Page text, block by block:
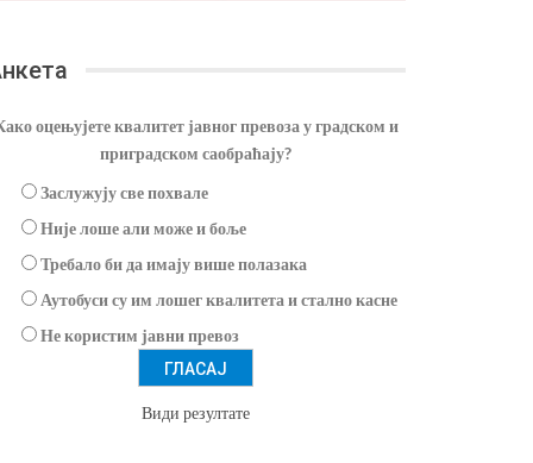
оцењујете квалитет јавног превоза у градском и
приградском саобраћају?
Заслужују све похвале
Није лоше али може и боље
Требало би да имају више полазака
Аутобуси су им лошег квалитета и стално касне
Не користим јавни превоз
Види резултате